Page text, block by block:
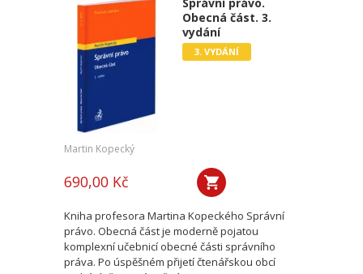
Obecná část. 3.
vydání
3. VYDÁNÍ
Martin Kopecký
690,00 Kč
Kniha profesora Martina Kopeckého Správní
právo. Obecná část je moderně pojatou
komplexní učebnicí obecné části správního
práva. Po úspěšném přijetí čtenářskou obcí